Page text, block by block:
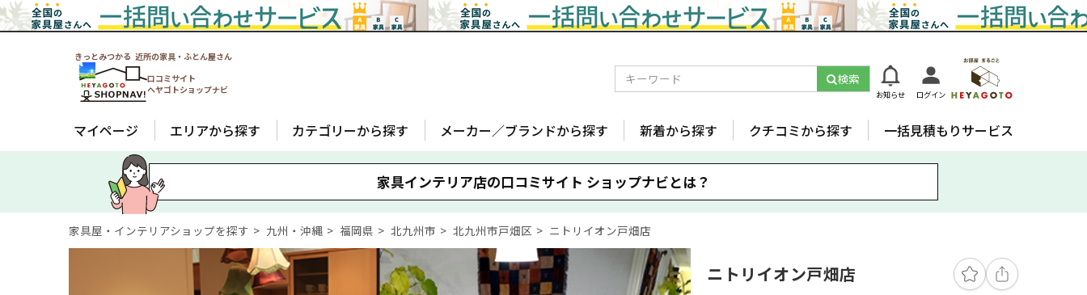
きっとみつかる 近所の家具・ふとん屋さん
口コミサイト
ヘヤゴトショップナビ
検索
お知らせ ログイン
マイページ エリアから探す カテゴリーから探す メーカー／ブランドから探す 新着から探す クチコミから探す 一括見積もりサービス
家具インテリア店の口コミサイト ショップナビとは？
家具屋・インテリアショップを探す 九州・沖縄 福岡県 北九州市 北九州市戸畑区 ニトリイオン戸畑店
ニトリイオン戸畑店